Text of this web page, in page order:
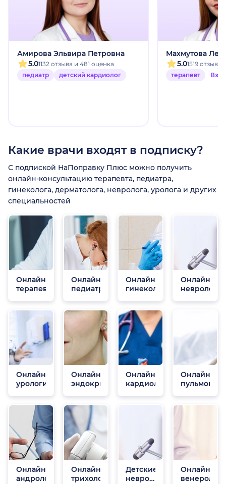
Амирова Эльвира Петровна
5.01132 отзыва и 481 оценка
педиатр
детский кардиолог
Махмутова
5.01519
терапевт
Какие врачи входят в подписку?
С подпиской НаПоправку Плюс можно получить
онлайн-консультацию терапевта, педиатра,
гинеколога, дерматолога, невролога, уролога и других
специальностей
Онлайн
терапевты
Онлайн
педиатры
Онлайн
гинекологи
Онлайн
неврологи
Онлайн
урологи
Онлайн
эндокринологи
Онлайн
кардиологи
Онлайн
Онлайн
андрологи
Онлайн
трихологи
Детские
неврологи
Онлайн
венерологи